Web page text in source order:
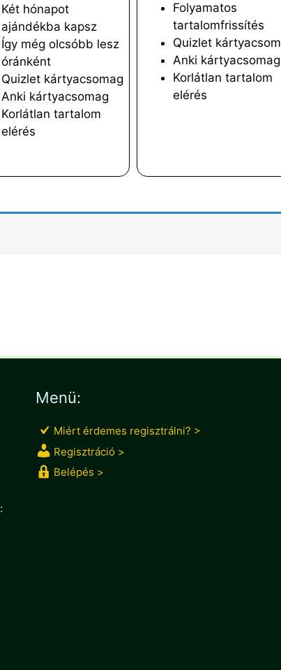
Két hónapot
ajándékba kapsz
Így még olcsóbb lesz
óránként
Quizlet kártyacsomag
Anki kártyacsomag
Korlátlan tartalom
elérés
Folyamatos
tartalomfrissítés
Quizlet
Anki kártyacsomag
Korlátlan tartalom
elérés
Menü:
Miért érdemes regisztrálni? >
Regisztráció >
Belépés >